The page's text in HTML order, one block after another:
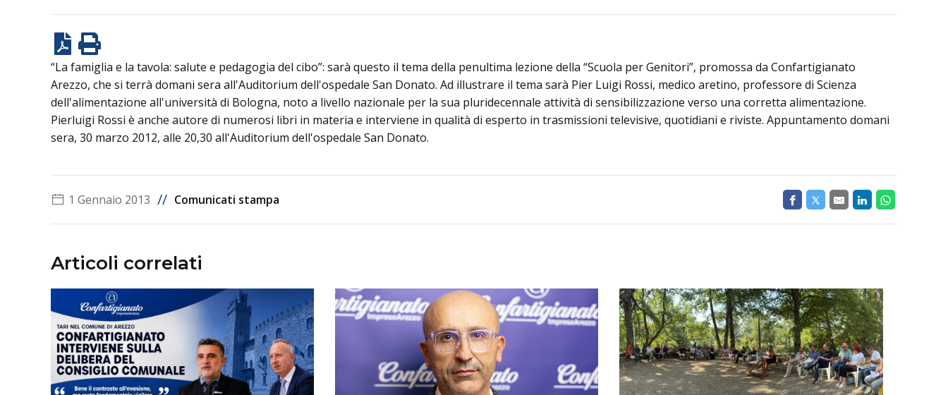
“La famiglia e la tavola: salute e pedagogia del cibo”: sarà questo il tema della penultima lezione della “Scuola per Genitori”, promossa da Confartigianato
Arezzo, che si terrà domani sera all'Auditorium dell'ospedale San Donato. Ad illustrare il tema sarà Pier Luigi Rossi, medico aretino, professore di Scienza
dell'alimentazione all'università di Bologna, noto a livello nazionale per la sua pluridecennale attività di sensibilizzazione verso una corretta alimentazione.
Pierluigi Rossi è anche autore di numerosi libri in materia e interviene in qualità di esperto in trasmissioni televisive, quotidiani e riviste. Appuntamento domani
sera, 30 marzo 2012, alle 20,30 all'Auditorium dell'ospedale San Donato.
1 Gennaio 2013 // Comunicati stampa
Articoli correlati